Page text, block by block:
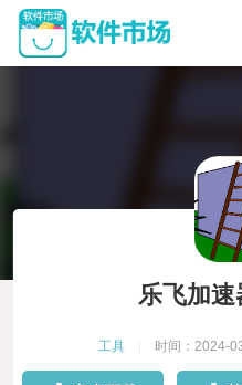
乐飞加速
工具 时间：2024-